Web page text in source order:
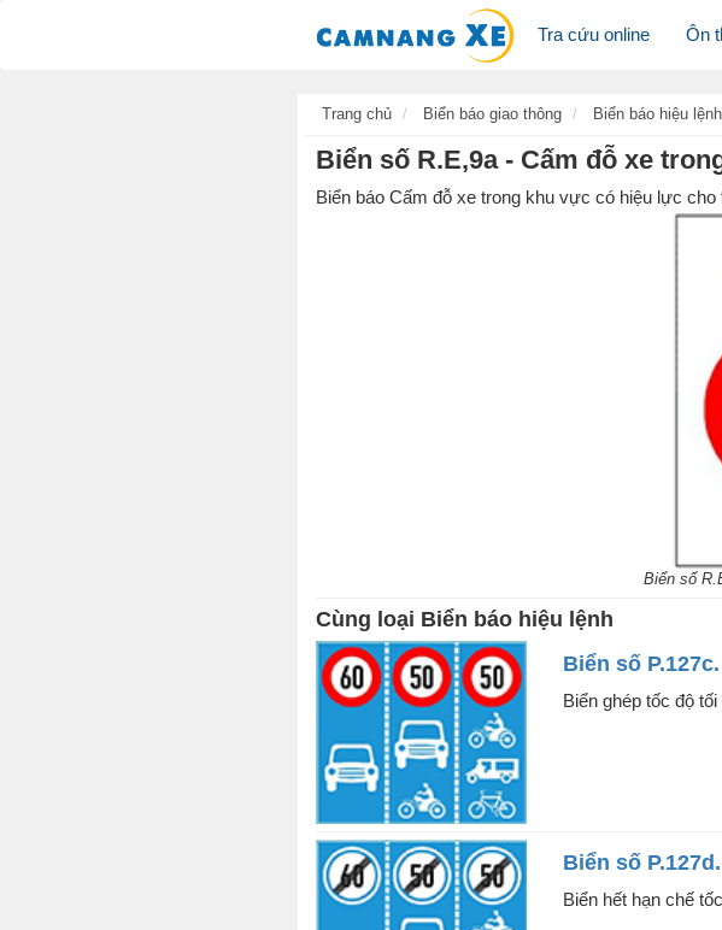
Tra cứu online Ôn
Trang chủ Biển báo giao thông Biển báo hiệu lệnh
Biển số R.E,9a - Cấm đỗ xe
Biển báo Cấm đỗ xe trong khu vực có hiệu lực
Biển số
Cùng loại Biển báo hiệu lệnh
Biển số
Biển ghép tốc độ
Biển số
Biển hết hạn chế